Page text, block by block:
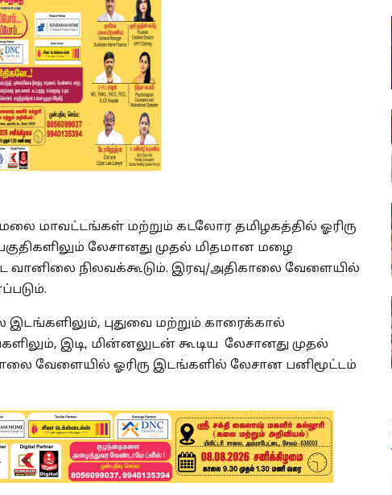
மாவட்டங்கள் மற்றும் கடலோர தமிழகத்தில் ஓரிரு
லேசானது முதல் மிதமான மழை
நிலவக்கூடும். இரவு/அதிகாலை வேளையில்
இடங்களிலும், புதுவை மற்றும் காரைக்கால்
இடி, மின்னலுடன் கூடிய லேசானது முதல்
வேளையில் ஓரிரு இடங்களில் லேசான பனிமூட்டம்